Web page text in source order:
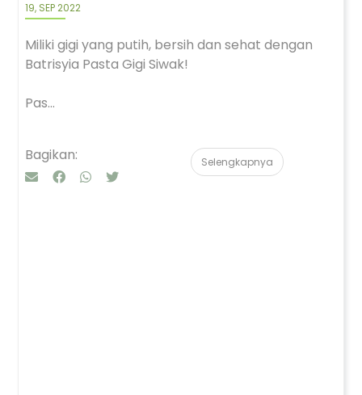
19, SEP 2022
Miliki gigi yang putih, bersih dan sehat dengan
Batrisyia Pasta Gigi Siwak!
Pas...
Bagikan: Selengkapnya